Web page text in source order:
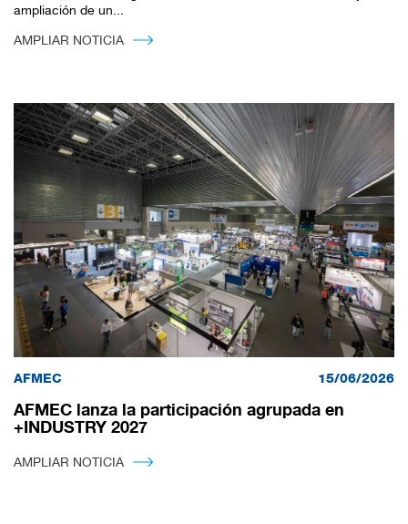
ampliación de un...
AMPLIAR NOTICIA
AFMEC 15/06/2026
AFMEC lanza la participación agrupada en
+INDUSTRY 2027
AMPLIAR NOTICIA
100%
CANCELAR